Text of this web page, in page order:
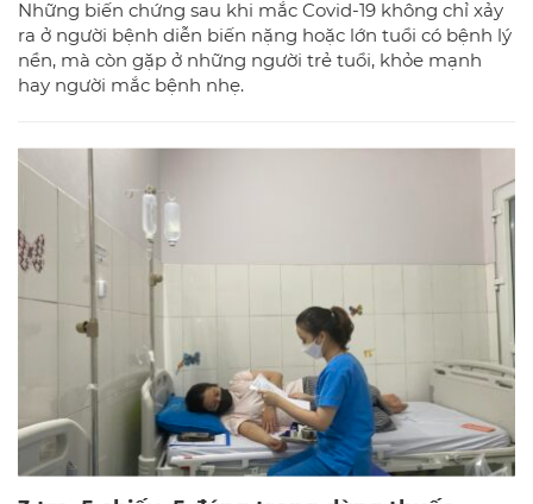
Những biến chứng sau khi mắc Covid-19 không chỉ xảy
ra ở người bệnh diễn biến nặng hoặc lớn tuổi có bệnh lý
nền, mà còn gặp ở những người trẻ tuổi, khỏe mạnh
hay người mắc bệnh nhẹ.